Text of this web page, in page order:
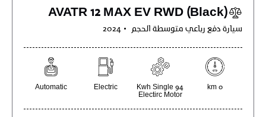
AVATR 12 MAX EV RWD (Black)
سيارة دفع رباعي متوسطة الحجم 2024
0 km
94 Kwh Single
Electirc Motor
Electric
Automatic